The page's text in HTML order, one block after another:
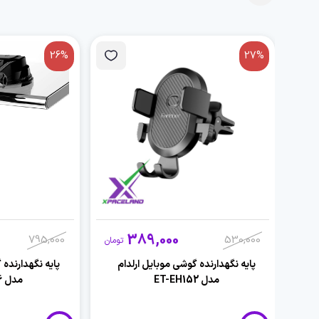
27%
530,000
389,000 تومان
پایه نگهدارنده گوشی موبایل ارلدام
مدل ET-EH152
26%
795,000
پایه
مدل ET-EH196